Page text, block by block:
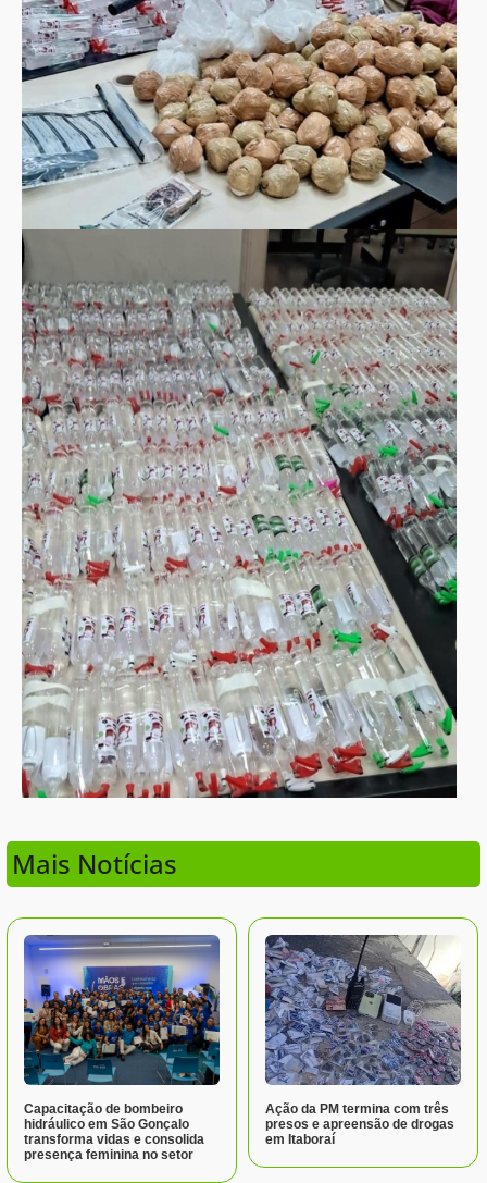
Mais Notícias
Capacitação de bombeiro
hidráulico em São Gonçalo
transforma vidas e consolida
presença feminina no setor
Ação da PM termina com três
presos e apreensão de drogas
em Itaboraí